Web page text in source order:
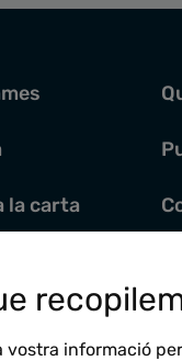
la carta
vostra informació